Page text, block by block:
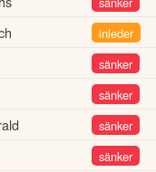
inleder
sänker
sänker
sänker
sänker